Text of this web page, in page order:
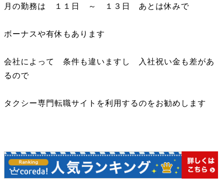
月の勤務は １１日 ～ １３日 あとは休みで
ボーナスや有休もあります
会社によって 条件も違いますし 入社祝い金も差があ
るので
タクシー専門転職サイトを利用するのをお勧めします